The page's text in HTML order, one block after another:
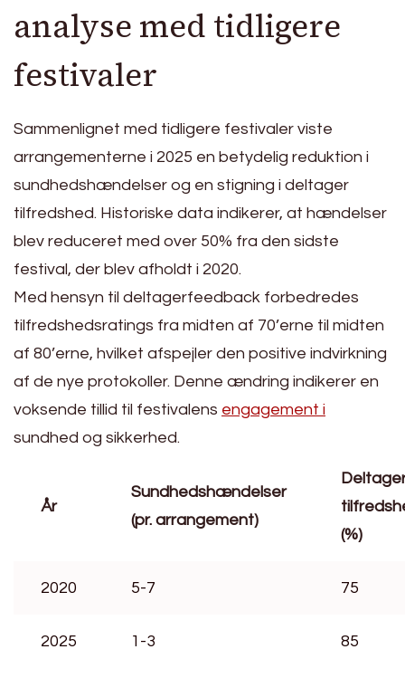
analyse med tidligere
festivaler
Sammenlignet med tidligere festivaler viste
arrangementerne i 2025 en betydelig reduktion i
sundhedshændelser og en stigning i deltager
tilfredshed. Historiske data indikerer, at hændelser
blev reduceret med over 50% fra den sidste
festival, der blev afholdt i 2020.
Med hensyn til deltagerfeedback forbedredes
tilfredshedsratings fra midten af 70’erne til midten
af 80’erne, hvilket afspejler den positive indvirkning
af de nye protokoller. Denne ændring indikerer en
voksende tillid til festivalens engagement i
sundhed og sikkerhed.
År
Sundhedshændelser
(pr. arrangement)
(%)
2020 5-7 75
2025 1-3 85